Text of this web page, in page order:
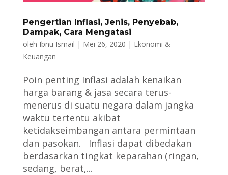
Pengertian Inflasi, Jenis, Penyebab,
Dampak, Cara Mengatasi
oleh Ibnu Ismail | Mei 26, 2020 | Ekonomi &
Keuangan
Poin penting Inflasi adalah kenaikan
harga barang & jasa secara terus-
menerus di suatu negara dalam jangka
waktu tertentu akibat
ketidakseimbangan antara permintaan
dan pasokan. Inflasi dapat dibedakan
berdasarkan tingkat keparahan (ringan,
sedang, berat,...